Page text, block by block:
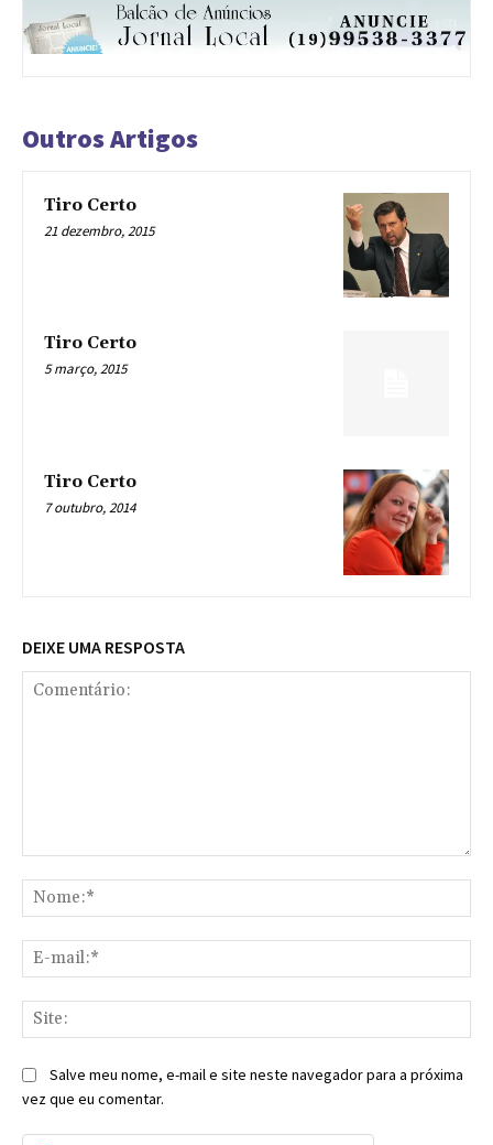
Outros Artigos
Tiro Certo
21 dezembro, 2015
Tiro Certo
5 março, 2015
Tiro Certo
7 outubro, 2014
DEIXE UMA RESPOSTA
Salve meu nome, e-mail e site neste navegador para a próxima
vez que eu comentar.